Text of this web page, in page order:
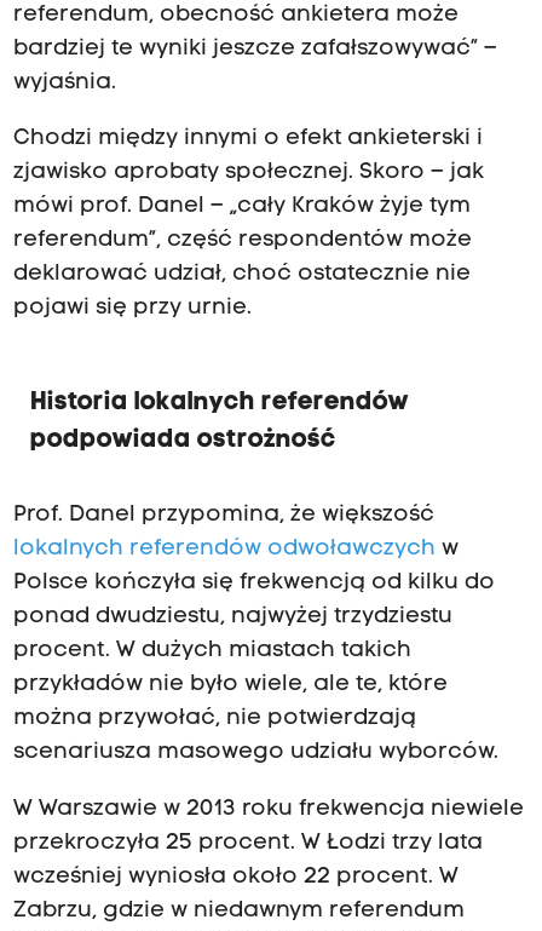
referendum, obecność ankietera może
bardziej te wyniki jeszcze zafałszowywać” –
wyjaśnia.
Chodzi między innymi o efekt ankieterski i
zjawisko aprobaty społecznej. Skoro – jak
mówi prof. Danel – „cały Kraków żyje tym
referendum”, część respondentów może
deklarować udział, choć ostatecznie nie
pojawi się przy urnie.
Historia lokalnych referendów
podpowiada ostrożność
Prof. Danel przypomina, że większość
lokalnych referendów odwoławczych w
Polsce kończyła się frekwencją od kilku do
ponad dwudziestu, najwyżej trzydziestu
procent. W dużych miastach takich
przykładów nie było wiele, ale te, które
można przywołać, nie potwierdzają
scenariusza masowego udziału wyborców.
W Warszawie w 2013 roku frekwencja niewiele
przekroczyła 25 procent. W Łodzi trzy lata
wcześniej wyniosła około 22 procent. W
Zabrzu, gdzie w niedawnym referendum